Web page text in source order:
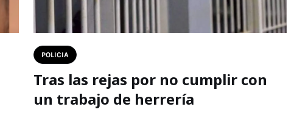
POLICIA
Tras las rejas por no cumplir con
un trabajo de herrería